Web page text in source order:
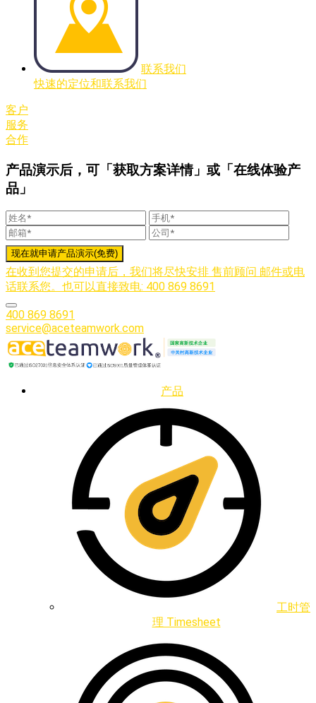
联系我们
快速的定位和联系我们
客户
服务
合作
产品演示后，可「获取方案详情」或「在线体验产
品」
在收到您提交的申请后，我们将尽快安排 售前顾问 邮件或电
话联系您。也可以直接致电: 400 869 8691
400 869 8691
service@aceteamwork.com
产品
工时管
理 Timesheet